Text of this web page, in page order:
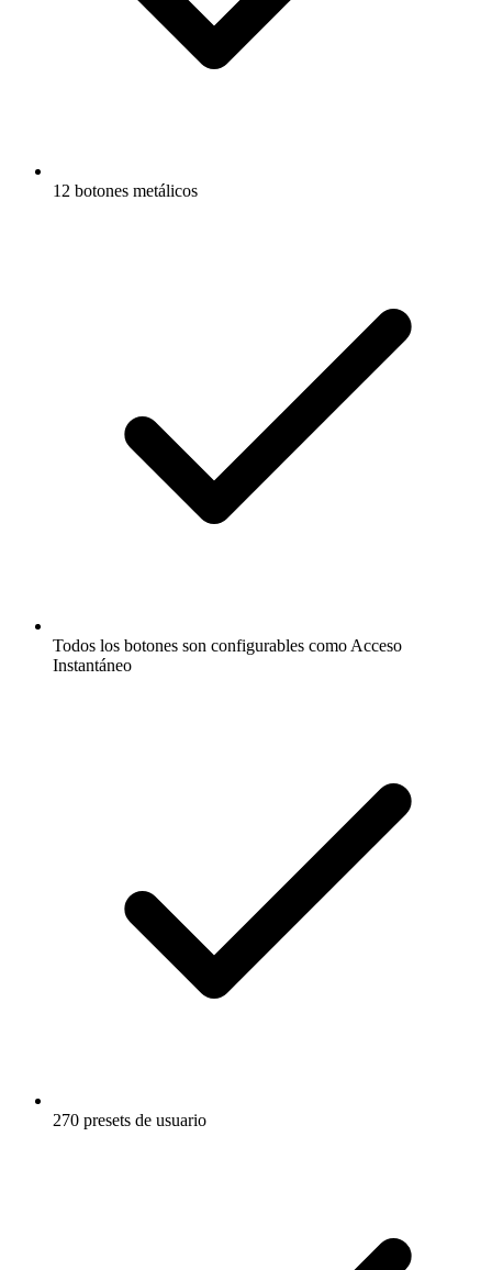
12 botones metálicos
Todos los botones son configurables como Acceso
Instantáneo
270 presets de usuario